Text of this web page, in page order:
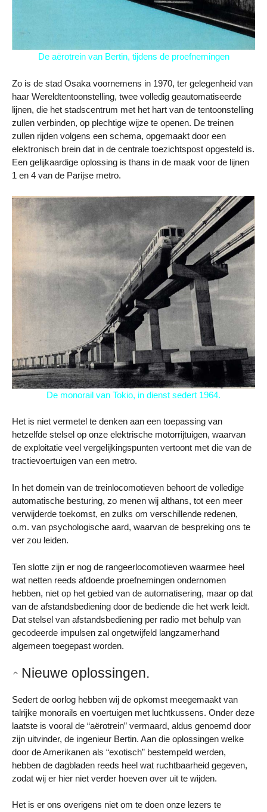
De aërotrein van Bertin, tijdens de proefnemingen
Zo is de stad Osaka voornemens in 1970, ter gelegenheid van
haar Wereldtentoonstelling, twee volledig geautomatiseerde
lijnen, die het stadscentrum met het hart van de tentoonstelling
zullen verbinden, op plechtige wijze te openen. De treinen
zullen rijden volgens een schema, opgemaakt door een
elektronisch brein dat in de centrale toezichtspost opgesteld is.
Een gelijkaardige oplossing is thans in de maak voor de lijnen
1 en 4 van de Parijse metro.
De monorail van Tokio, in dienst sedert 1964.
Het is niet vermetel te denken aan een toepassing van
hetzelfde stelsel op onze elektrische motorrijtuigen, waarvan
de exploitatie veel vergelijkingspunten vertoont met die van de
tractievoertuigen van een metro.
In het domein van de treinlocomotieven behoort de volledige
automatische besturing, zo menen wij althans, tot een meer
verwijderde toekomst, en zulks om verschillende redenen,
o.m. van psychologische aard, waarvan de bespreking ons te
ver zou leiden.
Ten slotte zijn er nog de rangeerlocomotieven waarmee heel
wat netten reeds afdoende proefnemingen ondernomen
hebben, niet op het gebied van de automatisering, maar op dat
van de afstandsbediening door de bediende die het werk leidt.
Dat stelsel van afstandsbediening per radio met behulp van
gecodeerde impulsen zal ongetwijfeld langzamerhand
algemeen toegepast worden.
Nieuwe oplossingen.
Sedert de oorlog hebben wij de opkomst meegemaakt van
talrijke monorails en voertuigen met luchtkussens. Onder deze
laatste is vooral de “aërotrein” vermaard, aldus genoemd door
zijn uitvinder, de ingenieur Bertin. Aan die oplossingen welke
door de Amerikanen als “exotisch” bestempeld werden,
hebben de dagbladen reeds heel wat ruchtbaarheid gegeven,
zodat wij er hier niet verder hoeven over uit te wijden.
Het is er ons overigens niet om te doen onze lezers te